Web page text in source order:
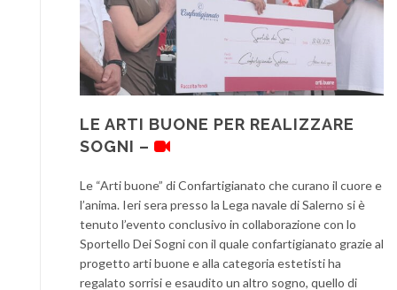
LE ARTI BUONE PER REALIZZARE
SOGNI –
Le “Arti buone” di Confartigianato che curano il cuore e
l’anima. Ieri sera presso la Lega navale di Salerno si è
tenuto l’evento conclusivo in collaborazione con lo
Sportello Dei Sogni con il quale confartigianato grazie al
progetto arti buone e alla categoria estetisti ha
regalato sorrisi e esaudito un altro sogno, quello di